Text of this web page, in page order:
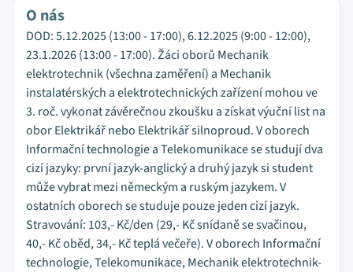
O nás
DOD: 5.12.2025 (13:00 - 17:00), 6.12.2025 (9:00 - 12:00),
23.1.2026 (13:00 - 17:00). Žáci oborů Mechanik
elektrotechnik (všechna zaměření) a Mechanik
instalatérských a elektrotechnických zařízení mohou ve
3. roč. vykonat závěrečnou zkoušku a získat výuční list na
obor Elektrikář nebo Elektrikář silnoproud. V oborech
Informační technologie a Telekomunikace se studují dva
cizí jazyky: první jazyk-anglický a druhý jazyk si student
může vybrat mezi německým a ruským jazykem. V
ostatních oborech se studuje pouze jeden cizí jazyk.
Stravování: 103,- Kč/den (29,- Kč snídaně se svačinou,
40,- Kč oběd, 34,- Kč teplá večeře). V oborech Informační
technologie, Telekomunikace, Mechanik elektrotechnik-